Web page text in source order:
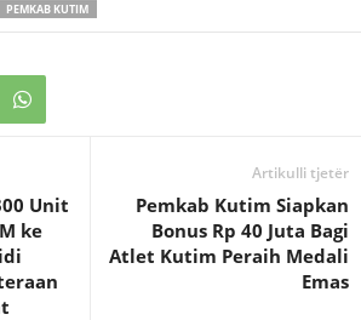
PEMKAB KUTIM
Unit
ke
Artikulli tjetër
Pemkab Kutim Siapkan
Bonus Rp 40 Juta Bagi
Atlet Kutim Peraih Medali
Emas